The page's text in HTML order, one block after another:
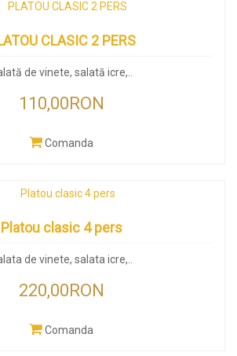
CLASIC 2 PERS
de vinete, salată icre,..
110,00RON
Comanda
Platou clasic 4 pers
de vinete, salata icre,..
220,00RON
Comanda